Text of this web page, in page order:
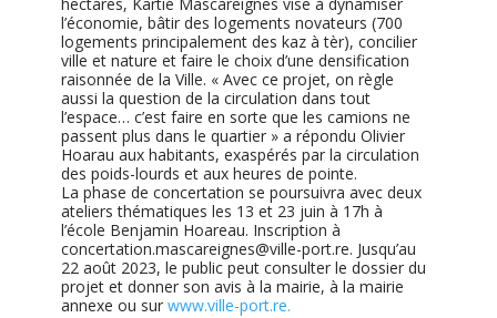
hectares, Kartié Mascareignes vise à dynamiser
l’économie, bâtir des logements novateurs (700
logements principalement des kaz à tèr), concilier
ville et nature et faire le choix d’une densification
raisonnée de la Ville. « Avec ce projet, on règle
aussi la question de la circulation dans tout
l’espace… c’est faire en sorte que les camions ne
passent plus dans le quartier » a répondu Olivier
Hoarau aux habitants, exaspérés par la circulation
des poids-lourds et aux heures de pointe.
La phase de concertation se poursuivra avec deux
ateliers thématiques les 13 et 23 juin à 17h à
l’école Benjamin Hoareau. Inscription à
concertation.mascareignes@ville-port.re. Jusqu’au
22 août 2023, le public peut consulter le dossier du
projet et donner son avis à la mairie, à la mairie
annexe ou sur www.ville-port.re.